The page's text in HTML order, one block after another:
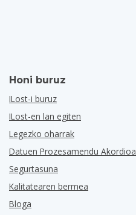
Honi buruz
ILost-i buruz
ILost-en lan egiten
Legezko oharrak
Datuen Prozesamendu Akordioa
Segurtasuna
Kalitatearen bermea
Bloga